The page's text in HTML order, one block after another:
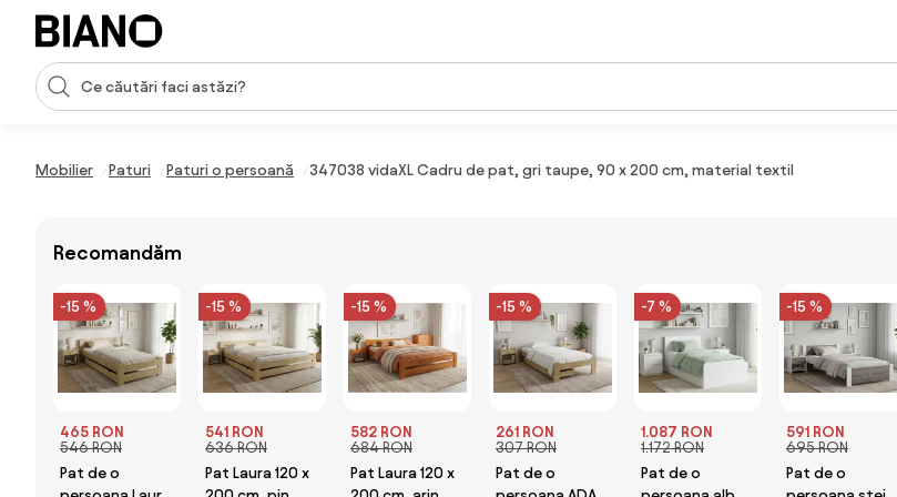
Sari peste navigare, accesează conținutul
Introducerea căutării
Mobilier Paturi Paturi o persoană 347038 vidaXL Cadru de pat, gri taupe, 90 x 200 cm, material textil
Recomandăm
-15 %
465 RON
546 RON
Pat de o
-15 %
541 RON
636 RON
Pat Laura 120 x
-15 %
582 RON
684 RON
Pat Laura 120 x
-15 %
261 RON
307 RON
Pat de o
-7 %
1.087 RON
1.172 RON
Pat de o
-15 %
591 RON
695 RON
Pat de o